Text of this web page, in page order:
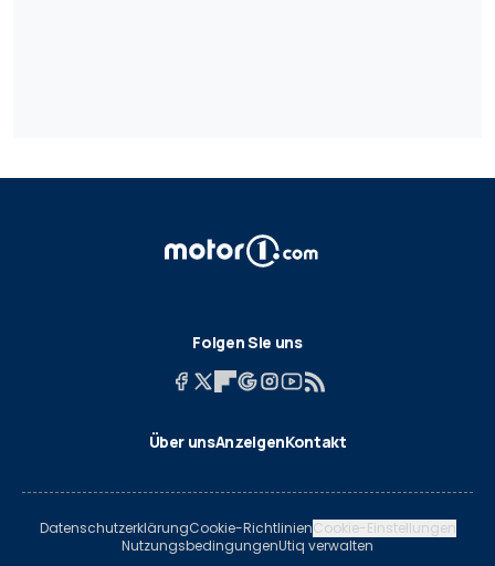
Folgen Sie uns
Über unsAnzeigenKontakt
DatenschutzerklärungCookie-RichtlinienCookie-Einstellungen
NutzungsbedingungenUtiq verwalten